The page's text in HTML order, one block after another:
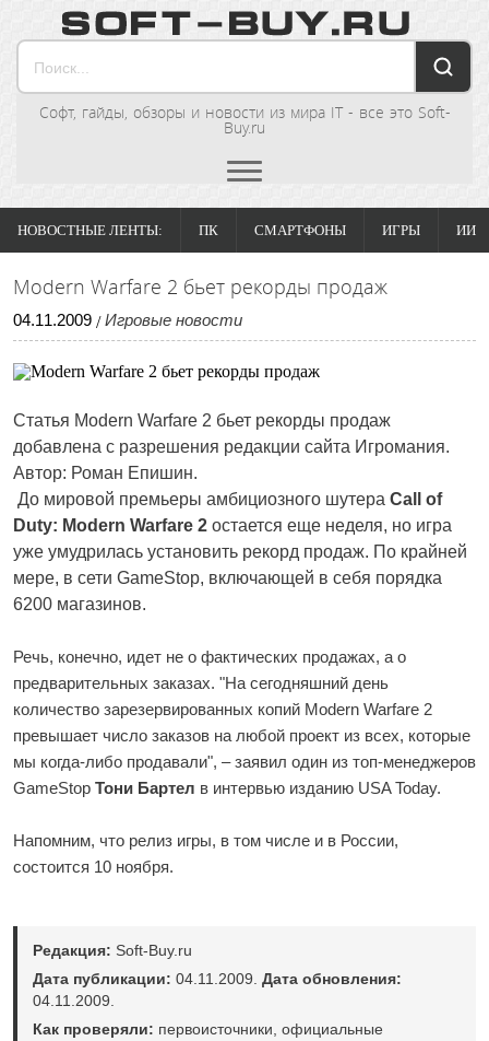
Софт, гайды, обзоры и новости из мира IT - все это Soft-
Buy.ru
НОВОСТНЫЕ ЛЕНТЫ: ПК СМАРТФОНЫ ИГРЫ ИИ
Modern Warfare 2 бьет рекорды продаж
04.11.2009 / Игровые новости
Статья Modern Warfare 2 бьет рекорды продаж
добавлена с разрешения редакции сайта Игромания.
Автор: Роман Епишин.
До мировой премьеры амбициозного шутера Call of
Duty: Modern Warfare 2 остается еще неделя, но игра
уже умудрилась установить рекорд продаж. По крайней
мере, в сети GameStop, включающей в себя порядка
6200 магазинов.
Речь, конечно, идет не о фактических продажах, а о
предварительных заказах. "На сегодняшний день
количество зарезервированных копий Modern Warfare 2
превышает число заказов на любой проект из всех, которые
мы когда-либо продавали", – заявил один из топ-менеджеров
GameStop Тони Бартел в интервью изданию USA Today.
Напомним, что релиз игры, в том числе и в России,
состоится 10 ноября.
Редакция: Soft-Buy.ru
Дата публикации: 04.11.2009. Дата обновления:
04.11.2009.
Как проверяли: первоисточники, официальные